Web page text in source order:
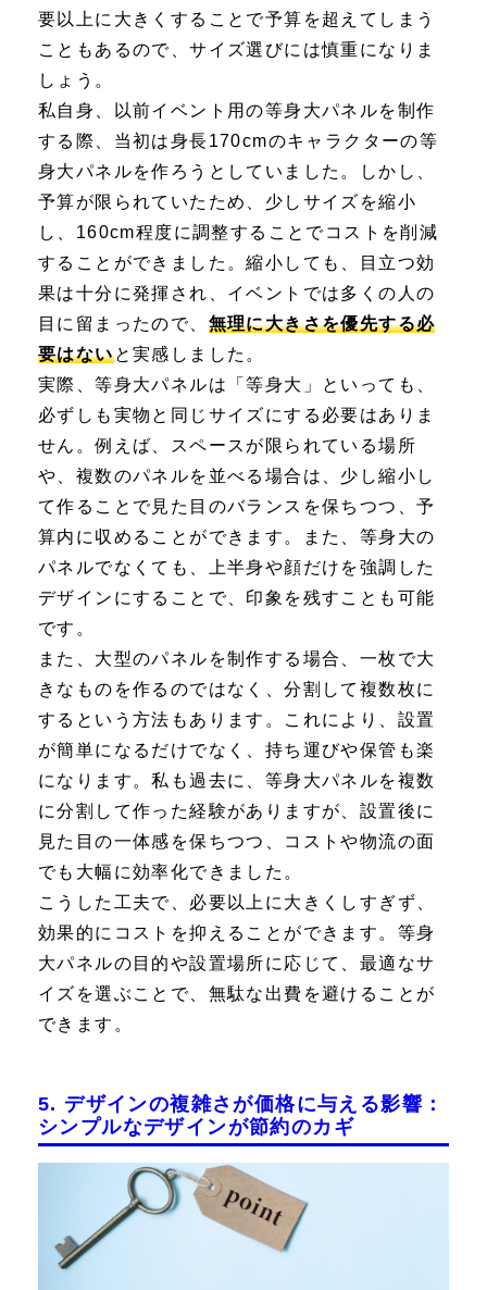
要以上に大きくすることで予算を超えてしまう
こともあるので、サイズ選びには慎重になりま
しょう。
私自身、以前イベント用の等身大パネルを制作
する際、当初は身長170cmのキャラクターの等
身大パネルを作ろうとしていました。しかし、
予算が限られていたため、少しサイズを縮小
し、160cm程度に調整することでコストを削減
することができました。縮小しても、目立つ効
果は十分に発揮され、イベントでは多くの人の
目に留まったので、 無理に大きさを優先する必
要はないと実感しました。
実際、等身大パネルは「等身大」といっても、
必ずしも実物と同じサイズにする必要はありま
せん。例えば、スペースが限られている場所
や、複数のパネルを並べる場合は、少し縮小し
て作ることで見た目のバランスを保ちつつ、予
算内に収めることができます。また、等身大の
パネルでなくても、上半身や顔だけを強調した
デザインにすることで、印象を残すことも可能
です。
また、大型のパネルを制作する場合、一枚で大
きなものを作るのではなく、分割して複数枚に
するという方法もあります。これにより、設置
が簡単になるだけでなく、持ち運びや保管も楽
になります。私も過去に、等身大パネルを複数
に分割して作った経験がありますが、設置後に
見た目の一体感を保ちつつ、コストや物流の面
でも大幅に効率化できました。
こうした工夫で、必要以上に大きくしすぎず、
効果的にコストを抑えることができます。等身
大パネルの目的や設置場所に応じて、最適なサ
イズを選ぶことで、無駄な出費を避けることが
できます。
5. デザインの複雑さが価格に与える影響：
シンプルなデザインが節約のカギ